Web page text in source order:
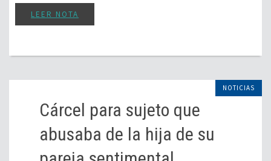
LEER NOTA
NOTICIAS
Cárcel para sujeto que
abusaba de la hija de su